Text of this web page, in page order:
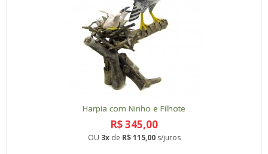
Harpia com Ninho e Filhote
R$ 345,00
OU 3xde R$ 115,00s/juros